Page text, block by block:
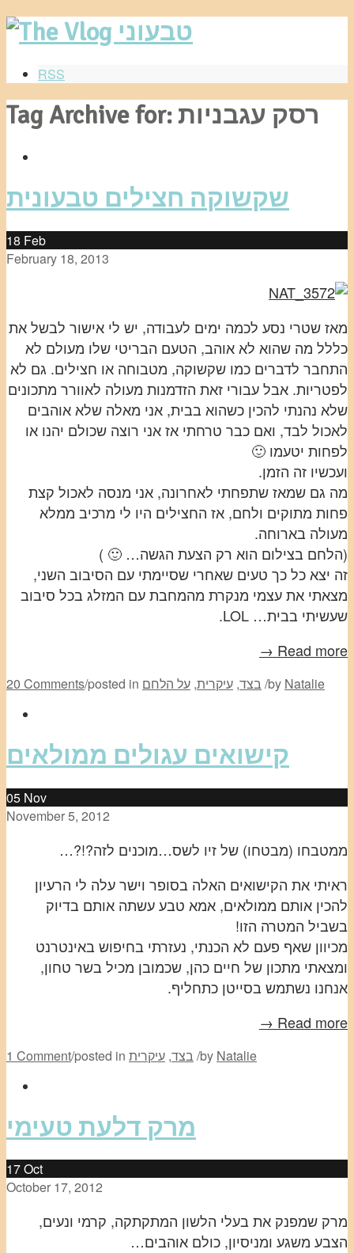
RSS
Tag Archive for: רסק עגבניות
שקשוקה חצילים טבעונית
18 Feb
February 18, 2013
מאז שטרי נסע לכמה ימים לעבודה, יש לי אישור לבשל את
כללל מה שהוא לא אוהב, הטעם הבריטי שלו מעולם לא
התחבר לדברים כמו שקשוקה, מטבוחה או חצילים. גם לא
לפטריות. אבל עבורי זאת הזדמנות מעולה לאוורר מתכונים
שלא נהנתי להכין כשהוא בבית, אני מאלה שלא אוהבים
לאכול לבד, ואם כבר טרחתי אז אני רוצה שכולם יהנו או
לפחות יטעמו 🙂
ועכשיו זה הזמן.
מה גם שמאז שתפחתי לאחרונה, אני מנסה לאכול קצת
פחות מתוקים ולחם, אז החצילים היו לי מרכיב ממלא
מעולה בארוחה.
(הלחם בצילום הוא רק הצעת הגשה… 🙂 )
זה יצא כל כך טעים שאחרי שסיימתי עם הסיבוב השני,
מצאתי את עצמי מנקרת מהמחבת עם המזלג בכל סיבוב
שעשיתי בבית… LOL.
Read more →
20 Comments/posted in בצד, עיקרית, על הלחם /by Natalie
קישואים עגולים ממולאים
05 Nov
November 5, 2012
ממטבחו (מבטחו) של זיו לשס…מוכנים לזה?!?…
ראיתי את הקישואים האלה בסופר וישר עלה לי הרעיון
להכין אותם ממולאים, אמא טבע עשתה אותם בדיוק
בשביל המטרה הזו!
מכיוון שאף פעם לא הכנתי, נעזרתי בחיפוש באינטרנט
ומצאתי מתכון של חיים כהן, שכמובן מכיל בשר טחון,
אנחנו נשתמש בסייטן כתחליף.
Read more →
1 Comment/posted in בצד, עיקרית /by Natalie
מרק דלעת טעימי
17Oct
October 17, 2012
מרק שמפנק את בעלי הלשון המתקתקה, קרמי ונעים,
הצבע משגע ומניסיון, כולם אוהבים…